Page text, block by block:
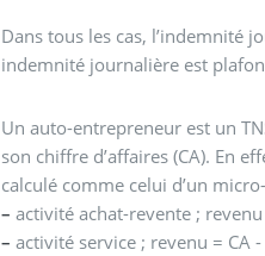
Dans tous les cas, l’indemnité
indemnité journalière est
Un auto-entrepreneur est un
son chiffre d’affaires (CA). En
calculé comme celui d’un
– activité achat-revente ;
– activité service ; revenu = CA